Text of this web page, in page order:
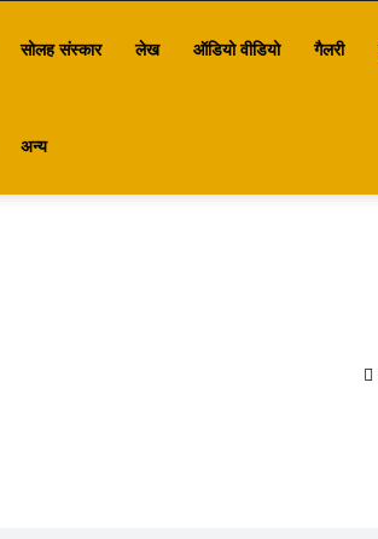
सोलह संस्कार लेख ऑडियो वीडियो गैलरी
अन्य